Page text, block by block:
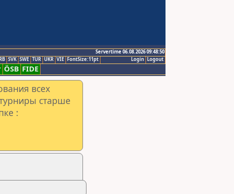
Servertime 06.08.2026 09:48:50
Logout
Login
SVK SWE TUR UKR VIE FontSize:11pt
ÖSB FIDE
всех
старше
: